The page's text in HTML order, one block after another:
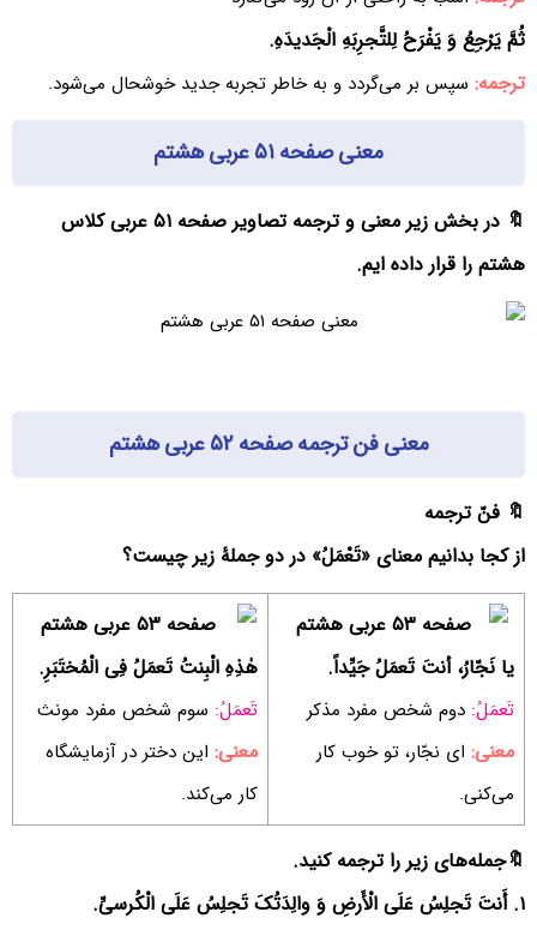
ثُمَّ یَرْجِعُ وَ یَفْرَحُ لِلتَّجرِبَهِ الْجَدیدَهِ.
ترجمه: سپس بر می‌گردد و به خاطر تجربه جدید خوشحال می‌شود.
معنی صفحه ۵۱ عربی هشتم
🔖 در بخش زیر معنی و ترجمه تصاویر صفحه ۵۱ عربی کلاس
هشتم را قرار داده ایم.
معنی فن ترجمه صفحه ۵۲ عربی هشتم
🔖 فنّ ترجمه
از کجا بدانیم معنای «تَعْمَلُ» در دو جملۀ زیر چیست؟
یا نَجّارُ، أنتَ تَعمَلُ جَیِّداً.
تَعمَلُ: دوم شخص مفرد مذکر
معنی: ای نجّار، تو خوب کار
می‌کنی.
هٰذِهِ الْبِنتُ تَعمَلُ فِی الْمُختَبَرِ.
تَعمَلُ: سوم شخص مفرد مونث
معنی: این دختر در آزمایشگاه
کار می‌کند.
🔖جمله‌های زیر را ترجمه کنید.
۱. أَنتَ تَجلِسُ عَلَی الْأَرضِ وَ والِدَتُکَ تَجلِسُ عَلَی الْکُرسیِّ.